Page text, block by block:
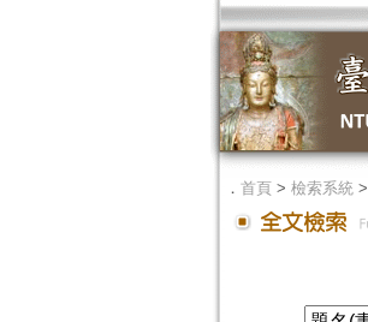
． 首頁> 檢索系統>